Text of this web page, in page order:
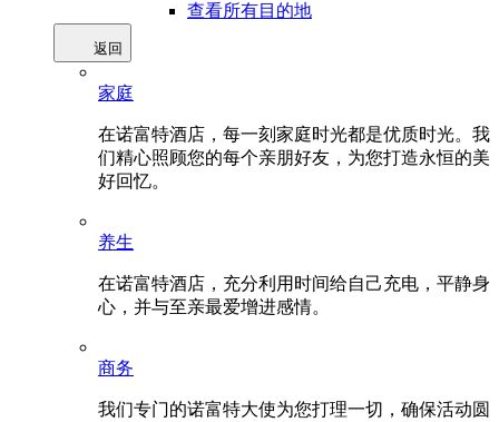
查看所有目的地
返回
家庭
在诺富特酒店，每一刻家庭时光都是优质时光。我
们精心照顾您的每个亲朋好友，为您打造永恒的美
好回忆。
养生
在诺富特酒店，充分利用时间给自己充电，平静身
心，并与至亲最爱增进感情。
商务
我们专门的诺富特大使为您打理一切，确保活动圆